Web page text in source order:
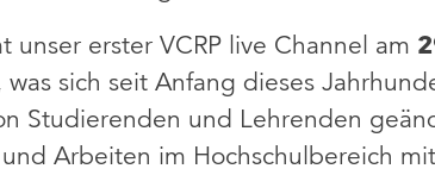
unser erster VCRP live Channel am
was sich seit Anfang dieses
Studierenden und Lehrenden
Arbeiten im Hochschulbereich